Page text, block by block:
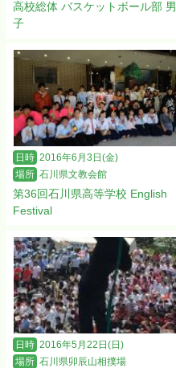
高校総体 バスケットボール部 男
子
日時 2016年6月3日(金)
場所 石川県文教会館
第36回石川県高等学校 English
Festival
日時 2016年5月22日(日)
場所 石川県卯辰山相撲場